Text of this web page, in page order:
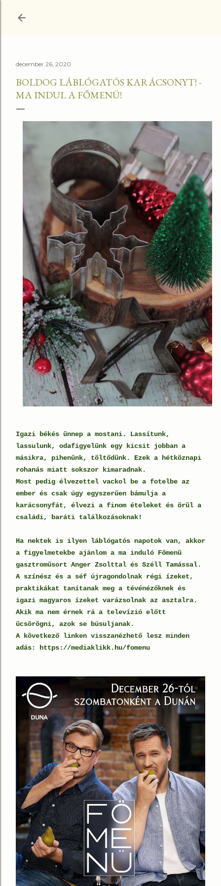
december 26, 2020
BOLDOG LÁBLÓGATÓS KARÁCSONYT! -
MA INDUL A FŐMENÜ!
Igazi békés ünnep a mostani. Lassítunk,
lassulunk, odafigyelünk egy kicsit jobban a
másikra, pihenünk, töltődünk. Ezek a hétköznapi
rohanás miatt sokszor kimaradnak.
Most pedig élvezettel vackol be a fotelbe az
ember és csak úgy egyszerűen bámulja a
karácsonyfát, élvezi a finom ételeket és örül a
családi, baráti találkozásoknak!
Ha nektek is ilyen láblógatós napotok van, akkor
a figyelmetekbe ajánlom a ma induló Főmenü
gasztroműsort Anger Zsolttal és Széll Tamással.
A színész és a séf újragondolnak régi ízeket,
praktikákat tanítanak meg a tévénézőknek és
igazi magyaros ízeket varázsolnak az asztalra.
Akik ma nem érnek rá a televízió előtt
ücsörögni, azok se búsuljanak.
A következő linken visszanézhető lesz minden
adás: https://mediaklikk.hu/fomenu